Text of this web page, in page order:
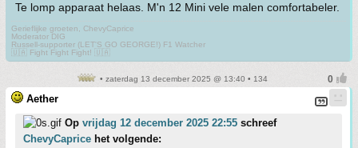
Te lomp apparaat helaas. M'n 12 Mini vele malen comfortabeler.
Gerieflijke groeten, ChevyCaprice
Moderator DIG
Russell-supporter (LET'S GO GEORGE!) F1 Watcher
🇺🇦 Fight Fight Fight! 🇺🇦
• zaterdag 13 december 2025 @ 13:40 • 134
Aether
Op vrijdag 12 december 2025 22:55 schreef
ChevyCaprice het volgende: